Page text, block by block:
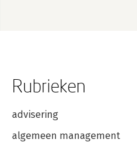
Rubrieken
advisering
algemeen management